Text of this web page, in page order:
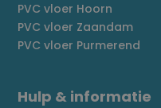
PVC vloer Hoorn
PVC vloer Zaandam
PVC vloer Purmerend
Hulp & informatie